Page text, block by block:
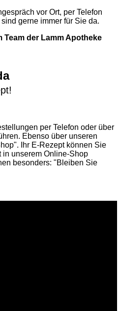
vor Ort, per Telefon
gerne immer für Sie da.
Team der Lamm Apotheke
per Telefon oder über
Ebenso über unseren
. Ihr E-Rezept können Sie
in unserem Online-Shop
besonders: "Bleiben Sie